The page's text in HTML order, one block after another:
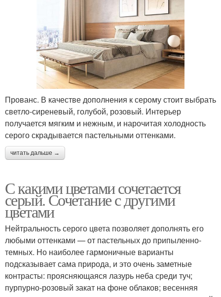
Прованс. В качестве дополнения к серому стоит выбрать
светло-сиреневый, голубой, розовый. Интерьер
получается мягким и нежным, и нарочитая холодность
серого скрадывается пастельными оттенками.
читать дальше →
С какими цветами сочетается
серый. Сочетание с другими
цветами
Нейтральность серого цвета позволяет дополнять его
любыми оттенками — от пастельных до припыленно-
темных. Но наиболее гармоничные варианты
подсказывает сама природа, и это очень заметные
контрасты: проясняющаяся лазурь неба среди туч;
пурпурно-розовый закат на фоне облаков; весенняя